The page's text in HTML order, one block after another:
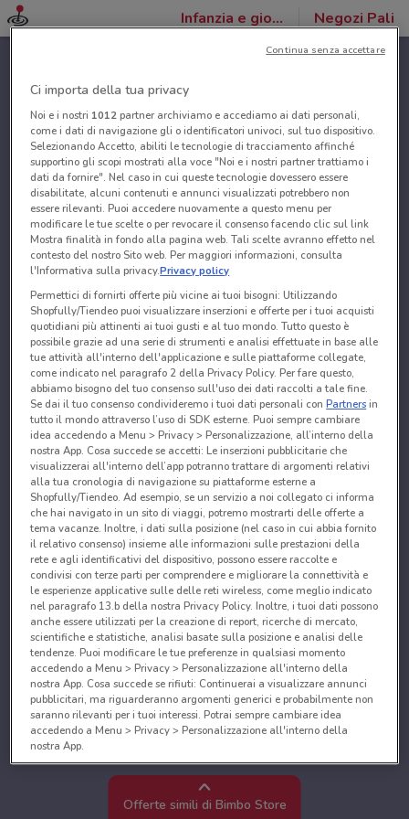
Infanzia e giochi Negozi Pali
Offerte simili di Bimbo Store
Ci importa della tua privacy
Noi e i nostri 1012partner archiviamo e accediamo ai dati personali,
come i dati di navigazione gli o identificatori univoci, sul tuo dispositivo.
Selezionando Accetto, abiliti le tecnologie di tracciamento affinché
supportino gli scopi mostrati alla voce "Noi e i nostri partner trattiamo i
dati da fornire". Nel caso in cui queste tecnologie dovessero essere
disabilitate, alcuni contenuti e annunci visualizzati potrebbero non
essere rilevanti. Puoi accedere nuovamente a questo menu per
modificare le tue scelte o per revocare il consenso facendo clic sul link
Mostra finalità in fondo alla pagina web. Tali scelte avranno effetto nel
contesto del nostro Sito web. Per maggiori informazioni, consulta
l'Informativa sulla privacy.Privacy policy
Permettici di fornirti offerte più vicine ai tuoi bisogni: Utilizzando
Shopfully/Tiendeo puoi visualizzare inserzioni e offerte per i tuoi acquisti
quotidiani più attinenti ai tuoi gusti e al tuo mondo. Tutto questo è
possibile grazie ad una serie di strumenti e analisi effettuate in base alle
tue attività all'interno dell'applicazione e sulle piattaforme collegate,
come indicato nel paragrafo 2 della Privacy Policy. Per fare questo,
abbiamo bisogno del tuo consenso sull'uso dei dati raccolti a tale fine.
Se dai il tuo consenso condivideremo i tuoi dati personali conPartnersin
tutto il mondo attraverso l’uso di SDK esterne. Puoi sempre cambiare
idea accedendo a Menu > Privacy > Personalizzazione, all’interno della
nostra App. Cosa succede se accetti: Le inserzioni pubblicitarie che
visualizzerai all'interno dell’app potranno trattare di argomenti relativi
alla tua cronologia di navigazione su piattaforme esterne a
Shopfully/Tiendeo. Ad esempio, se un servizio a noi collegato ci informa
che hai navigato in un sito di viaggi, potremo mostrarti delle offerte a
tema vacanze. Inoltre, i dati sulla posizione (nel caso in cui abbia fornito
il relativo consenso) insieme alle informazioni sulle prestazioni della
rete e agli identificativi del dispositivo, possono essere raccolte e
condivisi con terze parti per comprendere e migliorare la connettività e
le esperienze applicative sulle delle reti wireless, come meglio indicato
nel paragrafo 13.b della nostra Privacy Policy. Inoltre, i tuoi dati possono
anche essere utilizzati per la creazione di report, ricerche di mercato,
scientifiche e statistiche, analisi basate sulla posizione e analisi delle
tendenze. Puoi modificare le tue preferenze in qualsiasi momento
accedendo a Menu > Privacy > Personalizzazione all'interno della
nostra App. Cosa succede se rifiuti: Continuerai a visualizzare annunci
pubblicitari, ma riguarderanno argomenti generici e probabilmente non
saranno rilevanti per i tuoi interessi. Potrai sempre cambiare idea
accedendo a Menu > Privacy > Personalizzazione all'interno della
nostra App.
Noi e i nostri partner trattiamo i dati per fornire:
Utilizzare dati di geolocalizzazione precisi. Scansione attiva delle
caratteristiche del dispositivo ai fini dell’identificazione. Archiviare
Continua senza accettare